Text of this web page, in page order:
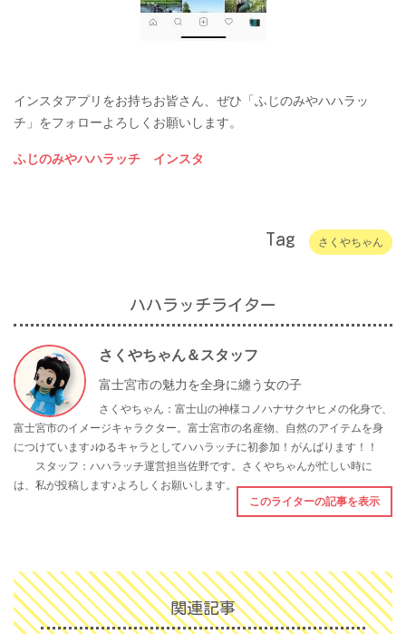
インスタアプリをお持ちお皆さん、ぜひ「ふじのみやハハラッ
チ」をフォローよろしくお願いします。
ふじのみやハハラッチ インスタ
Tag さくやちゃん
ハハラッチライター
さくやちゃん＆スタッフ
富士宮市の魅力を全身に纏う女の子
さくやちゃん：富士山の神様コノハナサクヤヒメの化身で、
富士宮市のイメージキャラクター。富士宮市の名産物、自然のアイテムを身
につけています♪ゆるキャラとしてハハラッチに初参加！がんばります！！
スタッフ：ハハラッチ運営担当佐野です。さくやちゃんが忙しい時に
は、私が投稿します♪よろしくお願いします。
このライターの記事を表示
関連記事